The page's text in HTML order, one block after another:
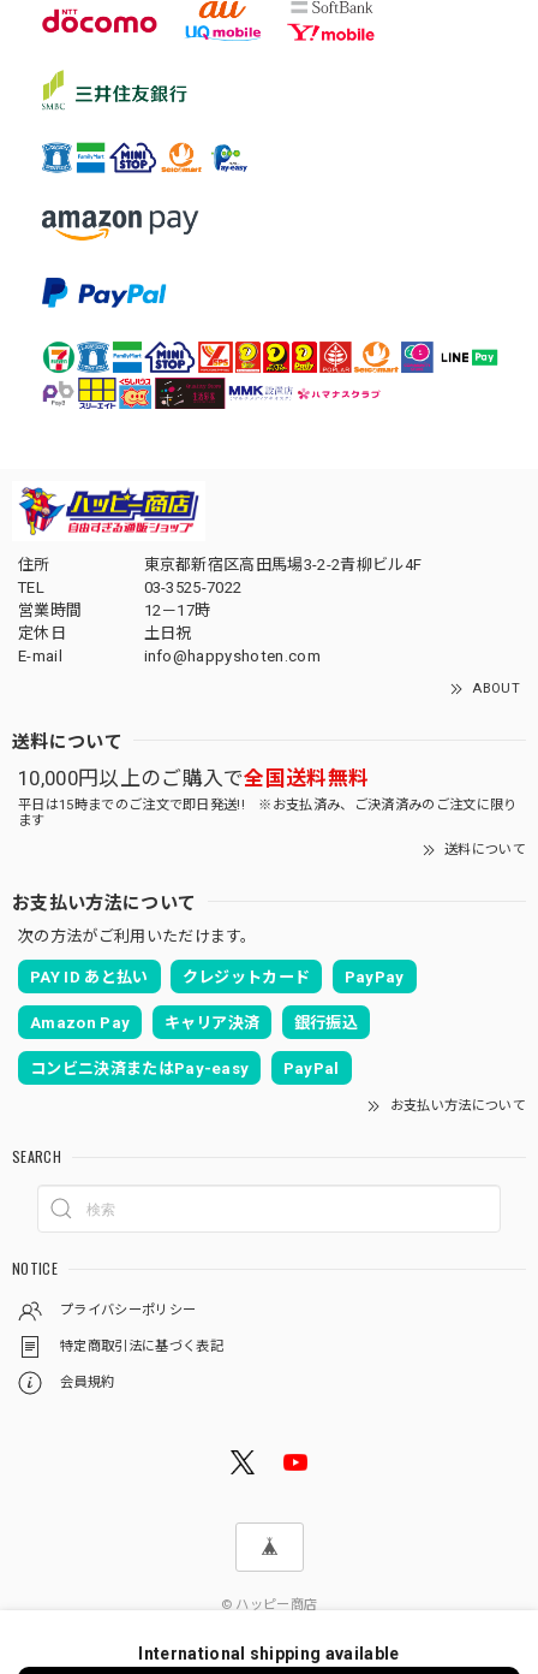
住所
東京都新宿区高田馬場3-2-2青柳ビル4F
TEL
03-3525-7022
営業時間
12－17時
定休日
土日祝
E-mail
info@happyshoten.com
ABOUT
送料について
10,000円以上のご購入で全国送料無料
平日は15時までのご注文で即日発送!! ※お支払済み、ご決済済みのご注文に限り
ます
送料について
お支払い方法について
次の方法がご利用いただけます。
PAY ID あと払い クレジットカード PayPay
Amazon Pay キャリア決済 銀行振込
コンビニ決済またはPay-easy PayPal
お支払い方法について
SEARCH
NOTICE
プライバシーポリシー
特定商取引法に基づく表記
会員規約
© ハッピー商店
International shipping available